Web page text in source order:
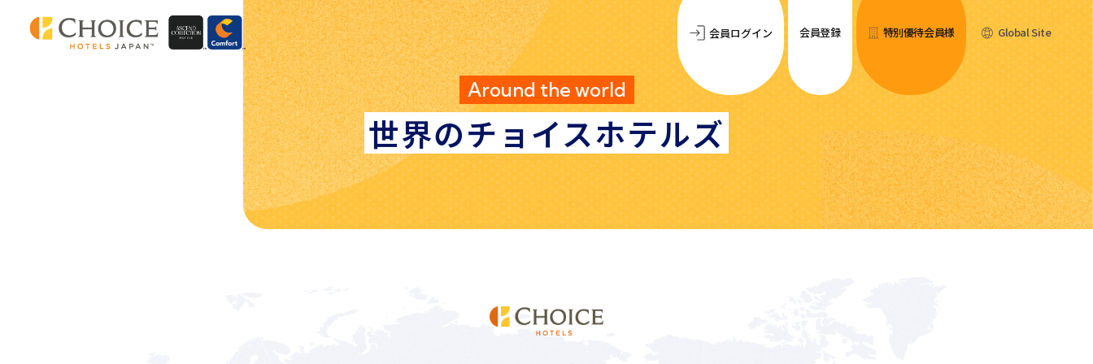
Around the world
世界のチョイスホテルズ
会員ログイン 会員登録 特別優待会員様 Global Site